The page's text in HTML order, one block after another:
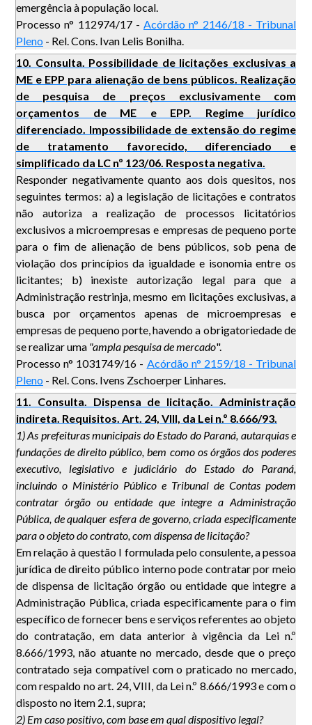
emergência à população local.
Processo n° 112974/17 - Acórdão n° 2146/18 - Tribunal
Pleno - Rel. Cons. Ivan Lelis Bonilha.
10. Consulta. Possibilidade de licitações exclusivas a
ME e EPP para alienação de bens públicos. Realização
de pesquisa de preços exclusivamente com
orçamentos de ME e EPP. Regime jurídico
diferenciado. Impossibilidade de extensão do regime
de tratamento favorecido, diferenciado e
simplificado da LC nº 123/06. Resposta negativa.
Responder negativamente quanto aos dois quesitos, nos
seguintes termos: a) a legislação de licitações e contratos
não autoriza a realização de processos licitatórios
exclusivos a microempresas e empresas de pequeno porte
para o fim de alienação de bens públicos, sob pena de
violação dos princípios da igualdade e isonomia entre os
licitantes; b) inexiste autorização legal para que a
Administração restrinja, mesmo em licitações exclusivas, a
busca por orçamentos apenas de microempresas e
empresas de pequeno porte, havendo a obrigatoriedade de
se realizar uma "ampla pesquisa de mercado".
Processo n° 1031749/16 - Acórdão n° 2159/18 - Tribunal
Pleno - Rel. Cons. Ivens Zschoerper Linhares.
11. Consulta. Dispensa de licitação. Administração
indireta. Requisitos. Art. 24, VIII, da Lei n.º 8.666/93.
1) As prefeituras municipais do Estado do Paraná, autarquias e
fundações de direito público, bem como os órgãos dos poderes
executivo, legislativo e judiciário do Estado do Paraná,
incluindo o Ministério Público e Tribunal de Contas podem
contratar órgão ou entidade que integre a Administração
Pública, de qualquer esfera de governo, criada especificamente
para o objeto do contrato, com dispensa de licitação?
Em relação à questão I formulada pelo consulente, a pessoa
jurídica de direito público interno pode contratar por meio
de dispensa de licitação órgão ou entidade que integre a
Administração Pública, criada especificamente para o fim
específico de fornecer bens e serviços referentes ao objeto
do contratação, em data anterior à vigência da Lei n.º
8.666/1993, não atuante no mercado, desde que o preço
contratado seja compatível com o praticado no mercado,
com respaldo no art. 24, VIII, da Lei n.º 8.666/1993 e com o
disposto no item 2.1, supra;
2) Em caso positivo, com base em qual dispositivo legal?